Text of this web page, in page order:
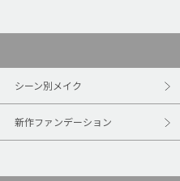
シーン別メイク
新作ファンデーション